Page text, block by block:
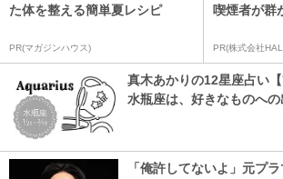
た体を整える簡単夏レシピ
PR(マガジンハウス)
喫煙者が群
PR(株式会社
真木あかりの12星座占い
水瓶座は、好きなものへ
「俺許してないよ」元プ